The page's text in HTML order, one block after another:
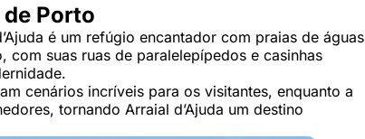
Porto
é um refúgio encantador com praias de águas
suas ruas de paralelepípedos e casinhas
cenários incríveis para os visitantes, enquanto a
tornando Arraial d’Ajuda um destino